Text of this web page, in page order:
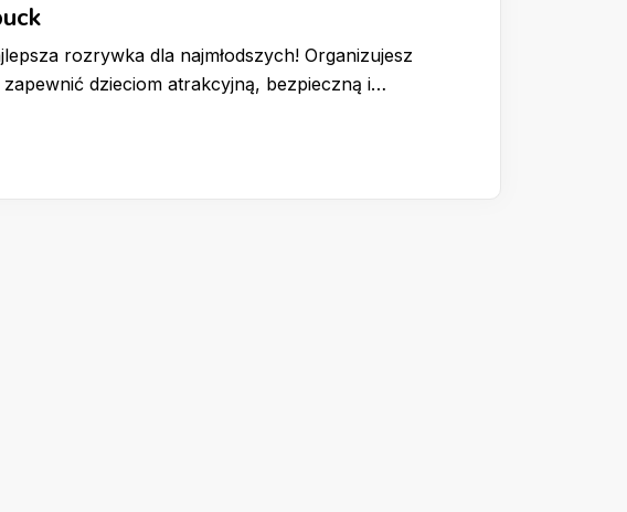
rozrywka dla najmłodszych! Organizujesz
dzieciom atrakcyjną, bezpieczną i…